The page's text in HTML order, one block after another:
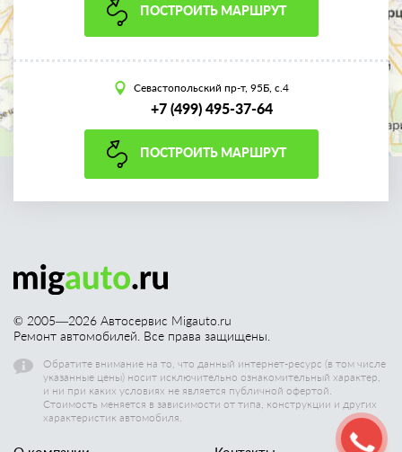
ПОСТРОИТЬ МАРШРУТ
Севастопольский пр-т, 95Б, с.4
+7 (499) 495-37-64
ПОСТРОИТЬ МАРШРУТ
© 2005—2026 Автосервис Migauto.ru
Ремонт автомобилей. Все права защищены.
Обратите внимание на то, что данный интернет-ресурс (в том числе
указанные цены) носит исключительно ознакомительный характер,
и ни при каких условиях не является публичной офертой.
Стоимость меняется в зависимости от типа, конструкции и других
характеристик автомобиля.